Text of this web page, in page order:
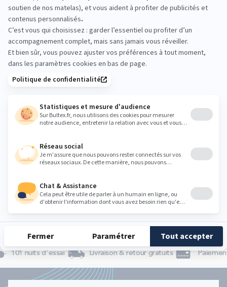
En
3
minutes,
une
recommandation
personnalisée
selon
de
sommeil.
TROUVER
MON
MATELAS
101 nuits d'essai Livraison & retour gratuits